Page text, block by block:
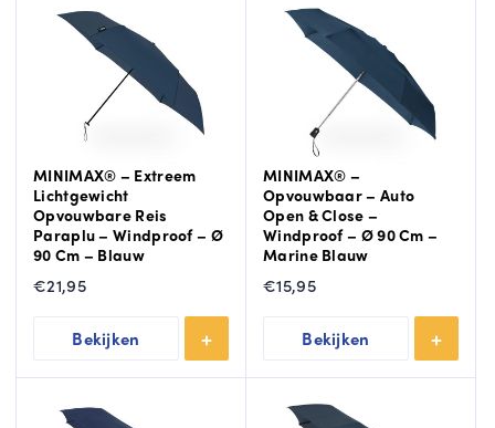
MINIMAX® – Extreem
Lichtgewicht
Opvouwbare Reis
Paraplu – Windproof – Ø
90 Cm – Blauw
€21,95
Bekijken
MINIMAX® –
Opvouwbaar – Auto
Open & Close –
Windproof – Ø 90 Cm –
Marine Blauw
€15,95
Bekijken